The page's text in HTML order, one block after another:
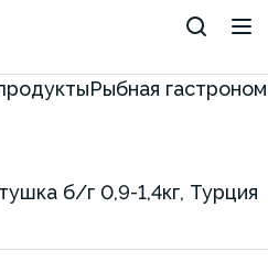
Рыбная
б/г 0,9-1,4кг, Турция